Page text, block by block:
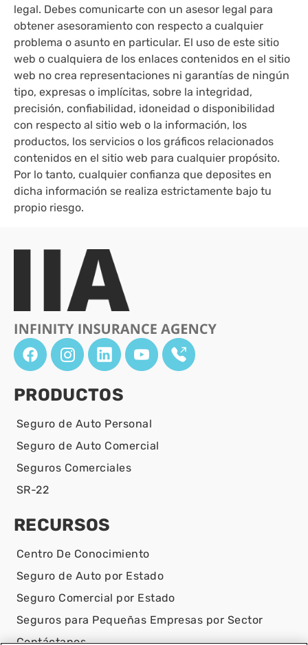
legal. Debes comunicarte con un asesor legal para
obtener asesoramiento con respecto a cualquier
problema o asunto en particular. El uso de este sitio
web o cualquiera de los enlaces contenidos en el sitio
web no crea representaciones ni garantías de ningún
tipo, expresas o implícitas, sobre la integridad,
precisión, confiabilidad, idoneidad o disponibilidad
con respecto al sitio web o la información, los
productos, los servicios o los gráficos relacionados
contenidos en el sitio web para cualquier propósito.
Por lo tanto, cualquier confianza que deposites en
dicha información se realiza estrictamente bajo tu
propio riesgo.
PRODUCTOS
Seguro de Auto Personal
Seguro de Auto Comercial
Seguros Comerciales
SR-22
RECURSOS
Centro De Conocimiento
Seguro de Auto por Estado
Seguro Comercial por Estado
Seguros para Pequeñas Empresas por Sector
Contáctanos